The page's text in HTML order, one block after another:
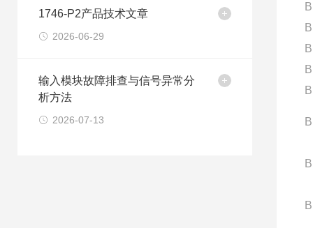
1746-P2产品技术文章
2026-06-29
输入模块故障排查与信号异常分
析方法
2026-07-13